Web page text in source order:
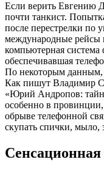
Если верить Евгению
почти танкист.
после перестрелки по
международные рейсы
компьютерная система
обеспечивавшая
По некоторым данным,
Как пишут Владимир
«Юрий Андропов:
особенно в провинции,
обрыве телефонной
скупать спички, мыло,
Сенсационная